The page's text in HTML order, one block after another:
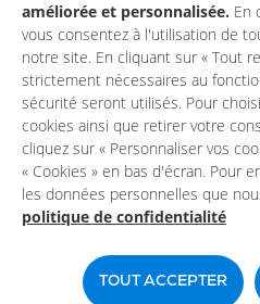
Un site
améliorée et personnalisée. En
vous consentez à l'utilisation de
notre site. En cliquant sur « Tout
strictement nécessaires au
sécurité seront utilisés. Pour
cookies ainsi que retirer votre
cliquez sur « Personnaliser vos
« Cookies » en bas d'écran. Pour
les données personnelles que
politique de confidentialité
TOUT ACCEPTER